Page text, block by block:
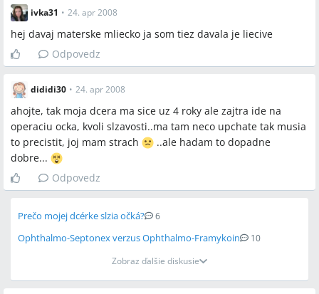
ivka31 • 24. apr 2008
hej davaj materske mliecko ja som tiez davala je liecive
Odpovedz
dididi30 • 24. apr 2008
ahojte, tak moja dcera ma sice uz 4 roky ale zajtra ide na
operaciu ocka, kvoli slzavosti..ma tam neco upchate tak musia
to precistit, joj mam strach
..ale hadam to dopadne
dobre...
Odpovedz
Prečo mojej dcérke slzia očká? 6
Ophthalmo-Septonex verzus Ophthalmo-Framykoin
10
Zobraz ďalšie diskusie